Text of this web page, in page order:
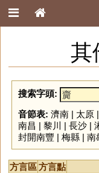
其
搜索字頭:
音節表: 濟南| 太原|
南昌 | 黎川 | 長沙|
封開南豐 | 梅縣| 南
方言區方言點